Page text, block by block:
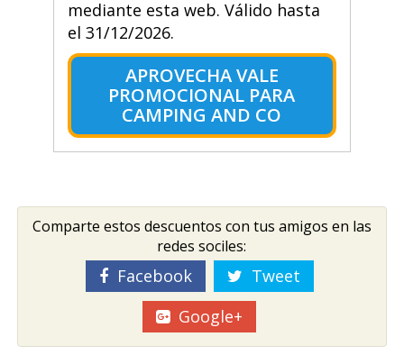
mediante esta web. Válido hasta
el 31/12/2026.
APROVECHA VALE
PROMOCIONAL PARA
CAMPING AND CO
Comparte estos descuentos con tus amigos en las
redes sociles:
Facebook
Tweet
Google+